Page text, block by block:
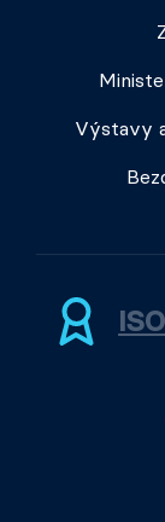
Výstavy